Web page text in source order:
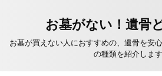
お墓がない！遺骨
お墓が買えない人におすすめの、遺骨を安
の種類を紹介します